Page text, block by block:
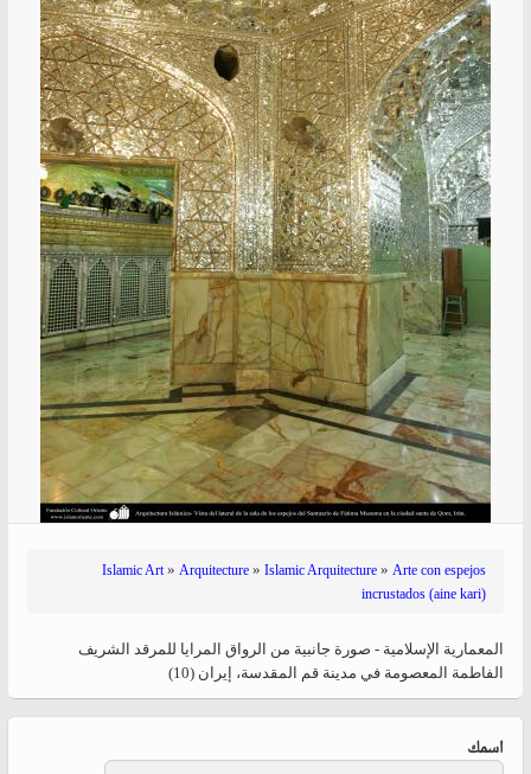
Islamic Art» Arquitecture » Islamic Arquitecture » Arte con espejos
incrustados (aine kari)
المعماریة الإسلامية - صورة جانبیة من الرواق المرايا للمرقد الشریف
الفاطمة المعصومة في مدينة قم المقدسة، إيران (10)
‏اسمك ‏